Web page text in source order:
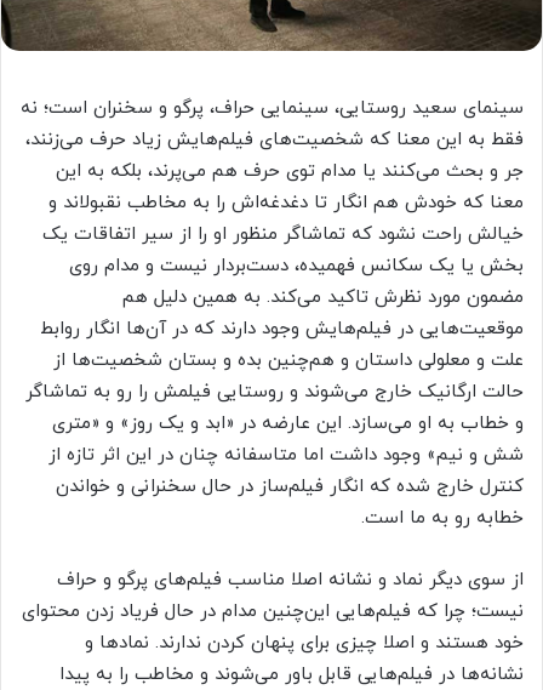
سینمای سعید روستایی، سینمایی حراف، پرگو و سخنران است؛ نه
فقط به این معنا که شخصیت‌های فیلم‌هایش زیاد حرف می‌زنند،
جر و بحث می‌کنند یا مدام توی حرف هم می‌پرند، بلکه به این
معنا که خودش هم انگار تا دغدغه‌اش را به مخاطب نقبولاند و
خیالش راحت نشود که تماشاگر منظور او را از سیر اتفاقات یک
بخش یا یک سکانس فهمیده، دست‌بردار نیست و مدام روی
مضمون مورد نظرش تاکید می‌کند. به همین دلیل هم
موقعیت‌هایی در فیلم‌هایش وجود دارند که در آن‌ها انگار روابط
علت و معلولی داستان و هم‌چنین بده و بستان شخصیت‌ها از
حالت ارگانیک خارج می‌شوند و روستایی فیلمش را رو به تماشاگر
و خطاب به او می‌سازد. این عارضه در «ابد و یک روز» و «متری
شش و نیم» وجود داشت اما متاسفانه چنان در این اثر تازه از
کنترل خارج شده که انگار فیلم‌ساز در حال سخنرانی و خواندن
خطابه رو به ما است.
از سوی دیگر نماد و نشانه اصلا مناسب فیلم‌های پرگو و حراف
نیست؛ چرا که فیلم‌هایی این‌چنین مدام در حال فریاد زدن محتوای
خود هستند و اصلا چیزی برای پنهان کردن ندارند. نمادها و
نشانه‌ها در فیلم‌هایی قابل باور می‌شوند و مخاطب را به پیدا